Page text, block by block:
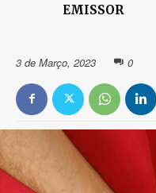
EMISSOR
3 de Março, 2023 0